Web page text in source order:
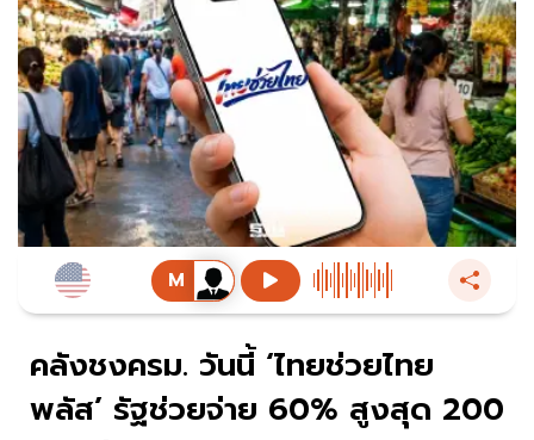
คลังชงครม. วันนี้ ‘ไทยช่วยไทย
พลัส’ รัฐช่วยจ่าย 60% สูงสุด 200